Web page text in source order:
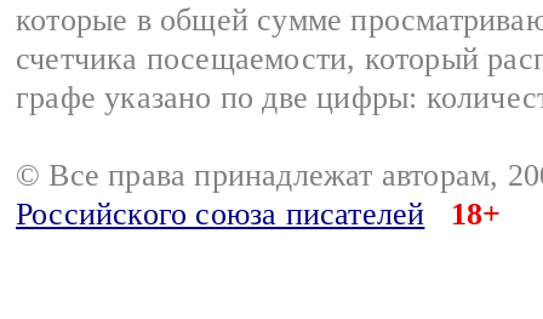
которые в общей сумме
счетчика посещаемости, который
графе указано по две цифры:
© Все права принадлежат авторам,
Российского союза писателей
18+